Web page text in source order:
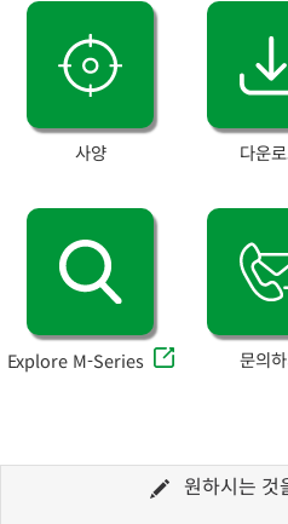
사양 다운
Explore M-Series 문의
원하시는 것